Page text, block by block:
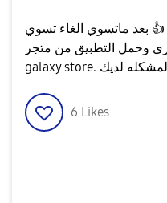
👍 بعد ماتسوي الغاء تسوي
وحمل التطبيق من متجر
6 Likes